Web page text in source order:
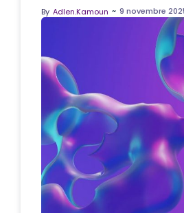
By Adlen.Kamoun ~ 9 novembre